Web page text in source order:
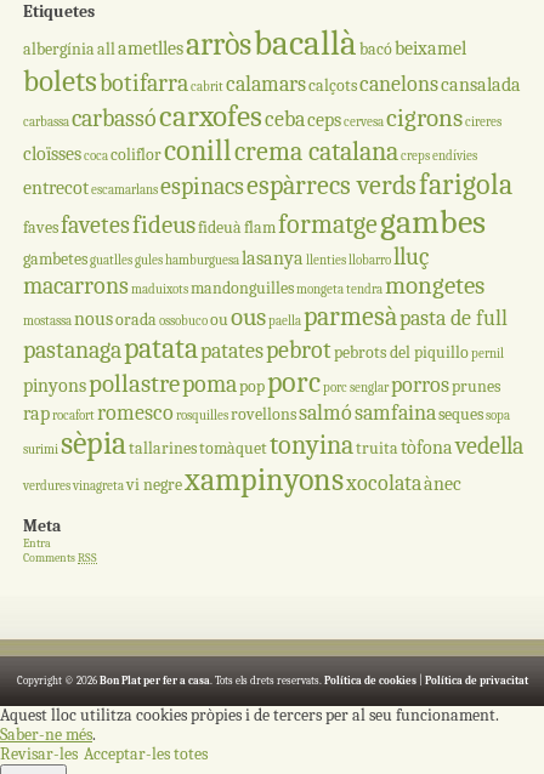
Etiquetes
albergíniaallametllesarròsbacallà bacóbeixamel
boletsbotifarracabritcalamarscalçotscanelonscansalada
carbassacarbassócarxofescebacepscervesacigronscireres
cloïssescocacoliflorconillcrema catalanacrepsendívies
entrecotescamarlansespinacsespàrrecs verdsfarigola
favesfavetesfideusfideuàflamformatgegambes
gambetesguatllesguleshamburguesalasanya llentiesllobarrolluç
macarronsmaduixotsmandonguillesmongeta tendramongetes
mostassanousoradaossobucoououspaellaparmesàpasta de full
pastanagapatatapatatespebrot pebrots del piquillopernil
pinyonspollastrepomapopporcporc senglarporrosprunes
raprocafortromesco rosquillesrovellonssalmósamfainasequessopa
surimi sèpiatallarinestomàquettonyinatruitatòfonavedella
verduresvinagretavi negrexampinyonsxocolataànec
Meta
Entra
CommentsRSS
Copyright © 2026 Bon Plat per fer a casa. Tots els drets reservats. Política de cookies| Política de privacitat
Aquest lloc utilitza cookies pròpies i de tercers per al seu funcionament.
Saber-ne més.
Revisar-les Acceptar-les totes